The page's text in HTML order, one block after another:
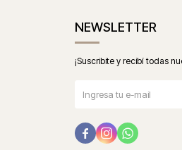
NEWSLETTER
¡Suscribite y recibí todas
  